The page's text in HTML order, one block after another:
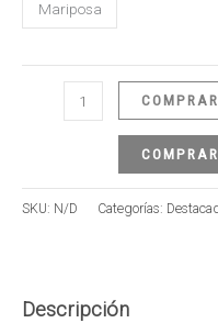
Mariposa
SKU: N/D Categorías:
Descripción